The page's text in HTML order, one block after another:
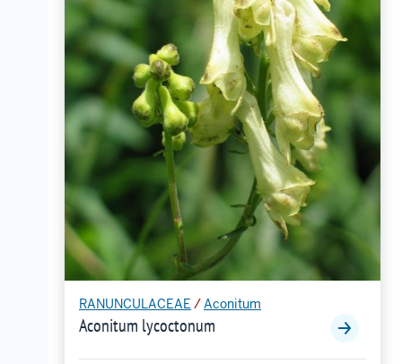
RANUNCULACEAE / Aconitum
Aconitum lycoctonum